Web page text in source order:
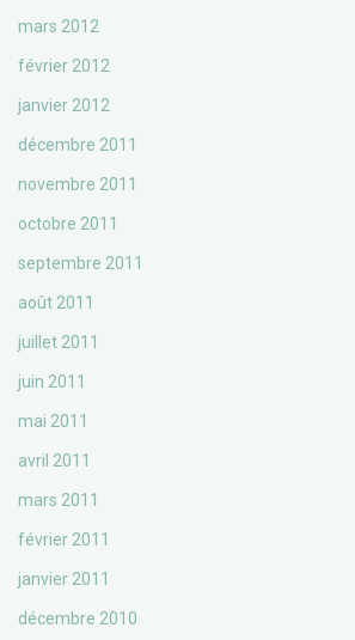
mars 2012
février 2012
janvier 2012
décembre 2011
novembre 2011
octobre 2011
septembre 2011
août 2011
juillet 2011
juin 2011
mai 2011
avril 2011
mars 2011
février 2011
janvier 2011
décembre 2010